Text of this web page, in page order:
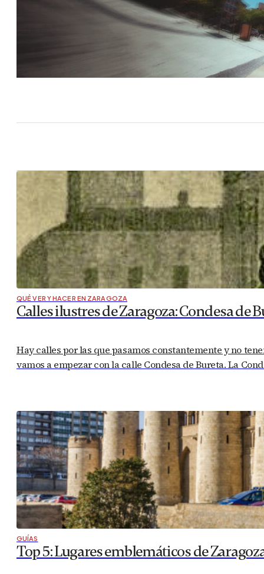
QUÉ VER Y HACER EN ZARAGOZA
Calles ilustres de Zaragoza: Condesa de
Hay calles por las que pasamos constantemente y no
vamos a empezar con la calle Condesa de Bureta. La
GUÍAS
Top 5: Lugares emblemáticos de